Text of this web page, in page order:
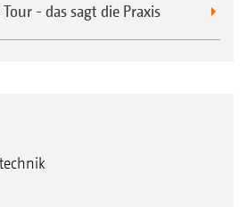
- das sagt die Praxis